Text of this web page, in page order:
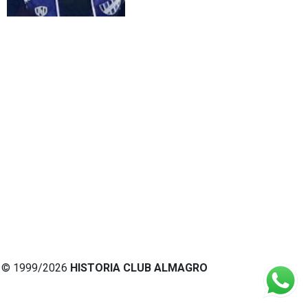
© 1999/2026 HISTORIA CLUB ALMAGRO